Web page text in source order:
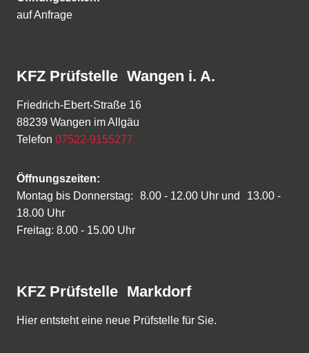
auf Anfrage
KFZ Prüfstelle Wangen i. A.
Friedrich-Ebert-Straße 16
88239 Wangen im Allgäu
Telefon 07522-9155277
Öffnungszeiten:
Montag bis Donnerstag: 8.00 - 12.00 Uhr und 13.00 -
18.00 Uhr
Freitag: 8.00 - 15.00 Uhr
KFZ Prüfstelle Markdorf
Hier entsteht eine neue Prüfstelle für Sie.